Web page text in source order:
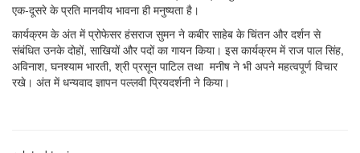
एक-दूसरे के प्रति मानवीय भावना ही मनुष्यता है।
कार्यक्रम के अंत में प्रोफेसर हंसराज सुमन ने कबीर साहेब के चिंतन और दर्शन से
संबंधित उनके दोहों, साखियों और पदों का गायन किया। इस कार्यक्रम में राज पाल सिंह,
अविनाश, घनश्याम भारती, श्री प्रसून पाटिल तथा मनीष ने भी अपने महत्वपूर्ण विचार
रखे। अंत में धन्यवाद ज्ञापन पल्लवी प्रियदर्शनी ने किया।